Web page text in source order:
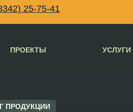
25-75-41
ПРОЕКТЫ УСЛУГИ
ПРОДУКЦИИ